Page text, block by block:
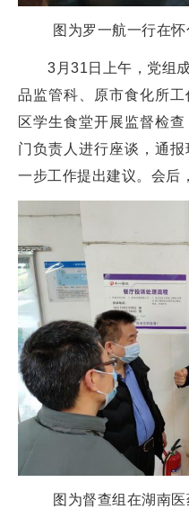
图为罗一航一行在怀
3月31日上午，党组成
品监管科、原市食化所
区学生食堂开展监督检
门负责人进行座谈，通
一步工作提出建议。会后
图为督查组在湖南医